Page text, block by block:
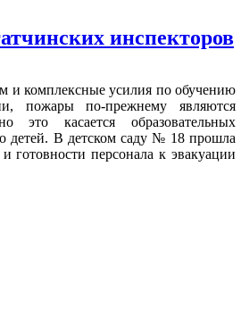
инспекторов
и комплексные усилия по обучению
пожары по-прежнему являются
это касается образовательных
детей. В детском саду № 18 прошла
готовности персонала к эвакуации